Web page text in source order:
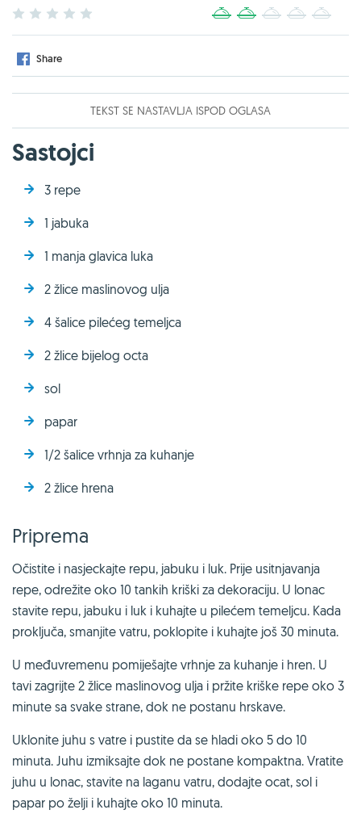
2 3 4 4
Share
TEKST SE NASTAVLJA ISPOD OGLASA
Sastojci
3 repe
1 jabuka
1 manja glavica luka
2 žlice maslinovog ulja
4 šalice pilećeg temeljca
2 žlice bijelog octa
sol
papar
1/2 šalice vrhnja za kuhanje
2 žlice hrena
Priprema
Očistite i nasjeckajte repu, jabuku i luk. Prije usitnjavanja
repe, odrežite oko 10 tankih kriški za dekoraciju. U lonac
stavite repu, jabuku i luk i kuhajte u pilećem temeljcu. Kada
proključa, smanjite vatru, poklopite i kuhajte još 30 minuta.
U međuvremenu pomiješajte vrhnje za kuhanje i hren. U
tavi zagrijte 2 žlice maslinovog ulja i pržite kriške repe oko 3
minute sa svake strane, dok ne postanu hrskave.
Uklonite juhu s vatre i pustite da se hladi oko 5 do 10
minuta. Juhu izmiksajte dok ne postane kompaktna. Vratite
juhu u lonac, stavite na laganu vatru, dodajte ocat, sol i
papar po želji i kuhajte oko 10 minuta.